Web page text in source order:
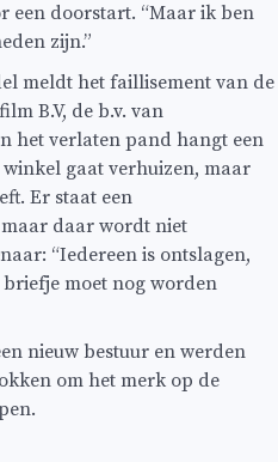
een doorstart. “Maar ik ben
zijn.”
meldt het faillisement van de
B.V, de b.v. van
het verlaten pand hangt een
gaat verhuizen, maar
Er staat een
daar wordt niet
“Iedereen is ontslagen,
moet nog worden
nieuw bestuur en werden
om het merk op de